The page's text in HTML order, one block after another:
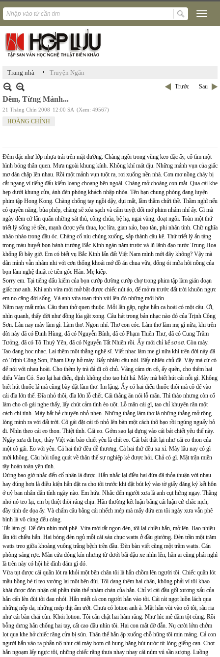
Trang nhà › Truyện Ngắn
Trước Sau
Đêm, Từng Mảnh...
21 Tháng Chín 2008 12:00 SA (Xem: 49567)
HOÀNG CHÍNH
Đêm đặc như lớp nhựa trải trên mặt đường. Chàng ngồi trong vũng keo đặc ấy, cố tìm một
hình bóng thân quen. Mưa ngoài khung kính. Không khí mát dịu. Những mảnh vụn của giấc
mơ dán chập lên nhau. Rồi một mảnh vụn tuột ra, rơi xuống nền nhà. Cơn mơ nồng cháy bị
cắt ngang vì tiếng đấu kiếm loang choang bên ngoài. Chàng mở choàng con mắt. Qua cái khe
hẹp dưới khung cửa, ánh đèn phòng khách nhập nhòa. Tên bạn chung phòng đang luyện
phim tập Hong Kong. Chàng chống tay ngồi dậy, dụi mắt, lầm thầm chửi thề. Thầm nghĩ nếu
có quyền năng, bùa phép, chàng sẽ xóa sạch và cấm tuyệt đối mớ phim nhảm nhí ấy. Gì mà
ngày đêm cứ lẩn quẩn những sát thủ, công chúa, bệ hạ, ngai vàng, đoạt ngôi. Toàn một thứ
triết lý sống rẻ tiền, mạnh được yếu thua, lọc lừa, gian xảo, bạo tàn, phi nhân tính. Chữ nghĩa
nháo nhào trong đầu óc. Chàng cố níu chúng xuống, sắp thành câu kệ. Thứ triết lý ẩn tàng
trong máu huyết bọn bành trướng Bắc Kinh ngàn năm trước và lũ lãnh đạo nước Trung Hoa
khổng lồ bây giờ. Em có biết vụ Bắc Kinh lấn đất Việt Nam mình mới đây không? Vậy mà
dân mình vẫn nhâm nhi với cơn thống khoái mớ đồ ăn chua vữa, đống ói mửa hôi nồng của
bọn làm nghệ thuật rẻ tiền gốc Hán. Mẹ kiếp.
Sorry em. Tại tiếng đấu kiếm của bọn cướp đường cướp chợ trong phim tập làm gián đoạn
giấc mơ anh. Khi anh vừa mới mở bật được chiếc nút áo, để mở ra trước đất trời khuôn ngực
em no căng đời sống. Và anh vừa toan tính vùi lên đó những môi hôn.
Năm nay mất mùa. Câu than thở quen thuộc. Mỗi lần gặp, nghe hắn ca hoài có một câu. Ơi,
nhìn quanh, thấy đời như đồng lúa gặt xong. Câu hát trong bản nhạc nào đó của Trịnh Công
Sơn. Lâu nay mày làm gì. Làm thơ. Ngon nhỉ. Thơ con cóc. Làm thơ làm mẹ gì nữa, khi trên
đời này đã có Đinh Hùng, đã có Nguyễn Bính, đã có Phạm Thiên Thư, đã có Cung Trầm
Tưởng, đã có Tô Thuỳ Yên, đã có Nguyễn Tất Nhiên rồi. Ấy mới chỉ kể sơ sơ. Còn mày.
Tao đang học nhạc. Lại thêm một thằng nghệ sĩ. Viết nhạc làm mẹ gì nữa khi trên đời này đã
có Trịnh Công Sơn, Phạm Duy hở mày. Bấy nhiêu câu nói. Bấy nhiêu chủ đề. Vậy mà cứ có
để nói với nhau hoài. Cho thêm ly trà đá đi cô chủ. Vâng cám ơn cô, ấy quên, cho thêm hai
điếu Vàm Cỏ. Sao lại hai điếu, định không cho tao hút hả. Mày mà biết hút cái nỗi gì. Không
biết hút thuốc lá mà cũng bày đặt làm thơ. Im lặng. Ấy có hai điếu thuốc thôi mà cô để vào
cái đĩa lớn thế. Đĩa nhỏ thôi, đĩa lớn lỗ chết. Cái thằng ăn nói lỗ mãn. Thì thào nhưng còn cố
làm cho cô gái nghe thấy, lấy chút cảm tình èo uột. Lỗ mãn cái gì, tao chỉ khuyên răn một
cách chí tình. Mày bắt bẻ chuyện nhỏ nhen. Những thằng làm thơ là những thằng mở rộng
lòng mình ra với đất trời. Cô gái đặt cái tô nhỏ lên bàn một cách thô bạo rồi ngúng nguẩy bỏ
đi. Nhìn theo cái eo thon. Thiệt tình. Cái eo. Gớm sao lại đựng vào cái bát chiết yêu thế này.
Ngày xưa đi học, thày Việt văn bảo chiết yêu là chít eo. Cái bát thắt lại như cái eo thon của
một cô gái. Eo với yêu. Cả hai thứ đều dễ thương. Cả hai thứ đều xa xỉ. Mày lâu nay có gì
mới không. Câu hỏi tổng quát về thân thế sự nghiệp kẻ được hỏi. Chả có gì. Mặt trận miền
tây hoàn toàn yên tĩnh.
Đừng bao giờ nhắc đến cố nhân là được. Hắn nhắc lại điều hai đứa đã thỏa thuận với nhau
hay đúng hơn là điều kiện hắn đặt ra cho tôi trước khi đặt bút ký vào tờ giấy đăng ký kết hôn
ở uỷ ban nhân dân tỉnh ngày nào. Em hứa. Nhắc đến người xưa là anh cụt hứng ngay. Thằng
nhỏ nó teo lại, em bị thiệt thòi ráng chịu. Hắn thường kết luận bằng cái luận cứ chắc nịch,
đầy tính đe dọa ấy. Và chấm câu bằng cái nhếch mép mà mấy đứa em tôi ngày xưa vẫn phê
bình là vô cùng đểu cáng.
Tắt làm gì. Để đèn nhìn mới phê. Vừa mới tắt ngọn đèn, tôi lại chiều hắn, mở lên. Bao nhiêu
lần tôi chiều hắn. Hai bóng đèn ngủ mỗi cái sáu chục watts ở đầu giường. Đèn trần một trăm
watts treo giữa khoảng vuông trắng bệch trên đầu. Đèn bàn viết cũng một trăm watts. Căn
phòng sáng rực. Màn cửa đóng kín nhưng từ dưới bãi đậu xe nhìn lên, hẳn ai cũng phải nghĩ
là trên này có hội hè đình đám gì đó.
Vừa tụt được cái quần lót ra khỏi một bên chân tôi là hắn chồm lên người tôi. Chiếc quần lót
mầu hồng bé tí teo vướng lại một bên đùi. Tôi dạng thêm hai chân, không phải vì tôi khao
khát được đón nhận cái phần thân thể nhàm chán của hắn. Chỉ vì cái đầu gối xương xẩu của
hắn cấn lên đùi tôi đau nhói. Hắn miết cả con người hắn vào tôi. Cái rát ngọt luồn lách qua
những nếp da, những mép thịt ẩm ướt. Chưa có lotion anh à. Mặt hắn vùi vào cổ tôi, râu ria
như cái bàn chải cùn. Khỏi lotion. Tôi cắn chặt hai hàm răng. Như lúc mê đắm tột cùng. Rồi
bỗng dưng hắn chống hai tay, cất cao đầu nhìn tôi. Hai con mắt đờ đẫn. Nụ cười lởm chởm
lọt qua khe hở chiếc răng cửa bị sún. Thân thể hắn ập xuống chỗ hũng tôi mịn màng. Cả con
người hắn vào ra phẫn nộ như cái máy bơm cũ hung hăng hút nước từ lòng giếng cạn. Chợt
hắn ngoạm lấy ngực tôi, những chiếc răng thưa nhay nhay cái núm vú sần sượng. Luồng